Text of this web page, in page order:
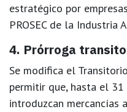
estratégico por
PROSEC de la Industria
4. Prórroga
Se modifica el
permitir que, hasta el 31
introduzcan mercancías